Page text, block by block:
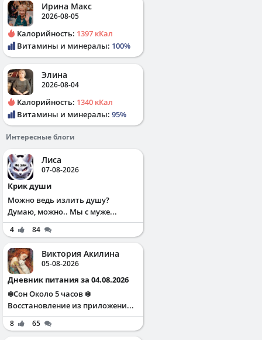
Ирина Макс
2026-08-05
Калорийность: 1397 кКал
Витамины и минералы: 100%
Элина
2026-08-04
Калорийность: 1340 кКал
Витамины и минералы: 95%
Интересные блоги
Лиса
07-08-2026
Крик души
Можно ведь излить душу?
Думаю, можно.. Мы с муже...
4 84
Виктория Акилина
05-08-2026
Дневник питания за 04.08.2026
❄️Сон Около 5 часов ❄️
Восстановление из приложени...
8 65